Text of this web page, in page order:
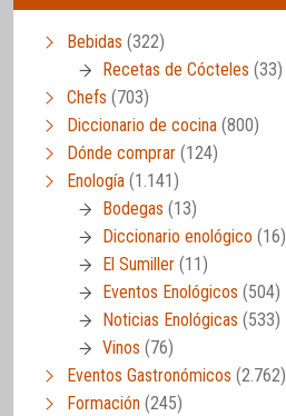
Bebidas (322)
Recetas de Cócteles (33)
Chefs (703)
Diccionario de cocina (800)
Dónde comprar (124)
Enología (1.141)
Bodegas (13)
Diccionario enológico (16)
El Sumiller (11)
Eventos Enológicos (504)
Noticias Enológicas (533)
Vinos (76)
Eventos Gastronómicos (2.762)
Formación (245)